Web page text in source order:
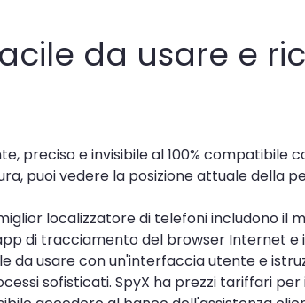
da usare e
preciso e invisibile al 100% compatibile
puoi vedere la posizione attuale della
localizzatore di telefoni includono il
di tracciamento del browser Internet
da usare con un'interfaccia utente e
sofisticati. SpyX ha prezzi tariffari